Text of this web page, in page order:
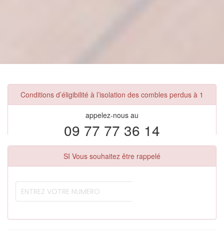
Conditions d’éligibilité à l’isolation des combles perdus à 1
appelez-nous au
09 77 77 36 14
SI Vous souhaitez être rappelé